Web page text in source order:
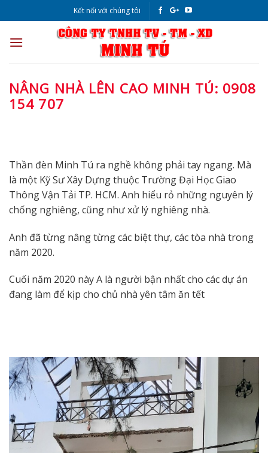
to
content
Kết nối với chúng tôi
NÂNG NHÀ LÊN CAO MINH TÚ: 0908
154 707
Thần đèn Minh Tú ra nghề không phải tay ngang. Mà
là một Kỹ Sư Xây Dựng thuộc Trường Đại Học Giao
Thông Vận Tải TP. HCM. Anh hiểu rỏ những nguyên lý
chống nghiêng, cũng như xử lý nghiêng nhà.
Anh đã từng nâng từng các biệt thự, các tòa nhà trong
năm 2020.
Cuối năm 2020 này A là người bận nhất cho các dự án
đang làm để kịp cho chủ nhà yên tâm ăn tết